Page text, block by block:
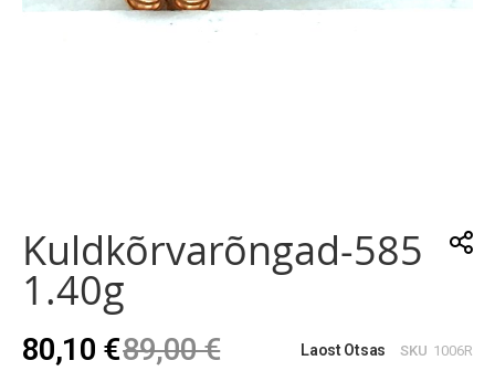
beginning
of
the
images
Kuldkõrvarõngad-585
1.40g
80,10 €89,00 € Laost Otsas SKU 1006R